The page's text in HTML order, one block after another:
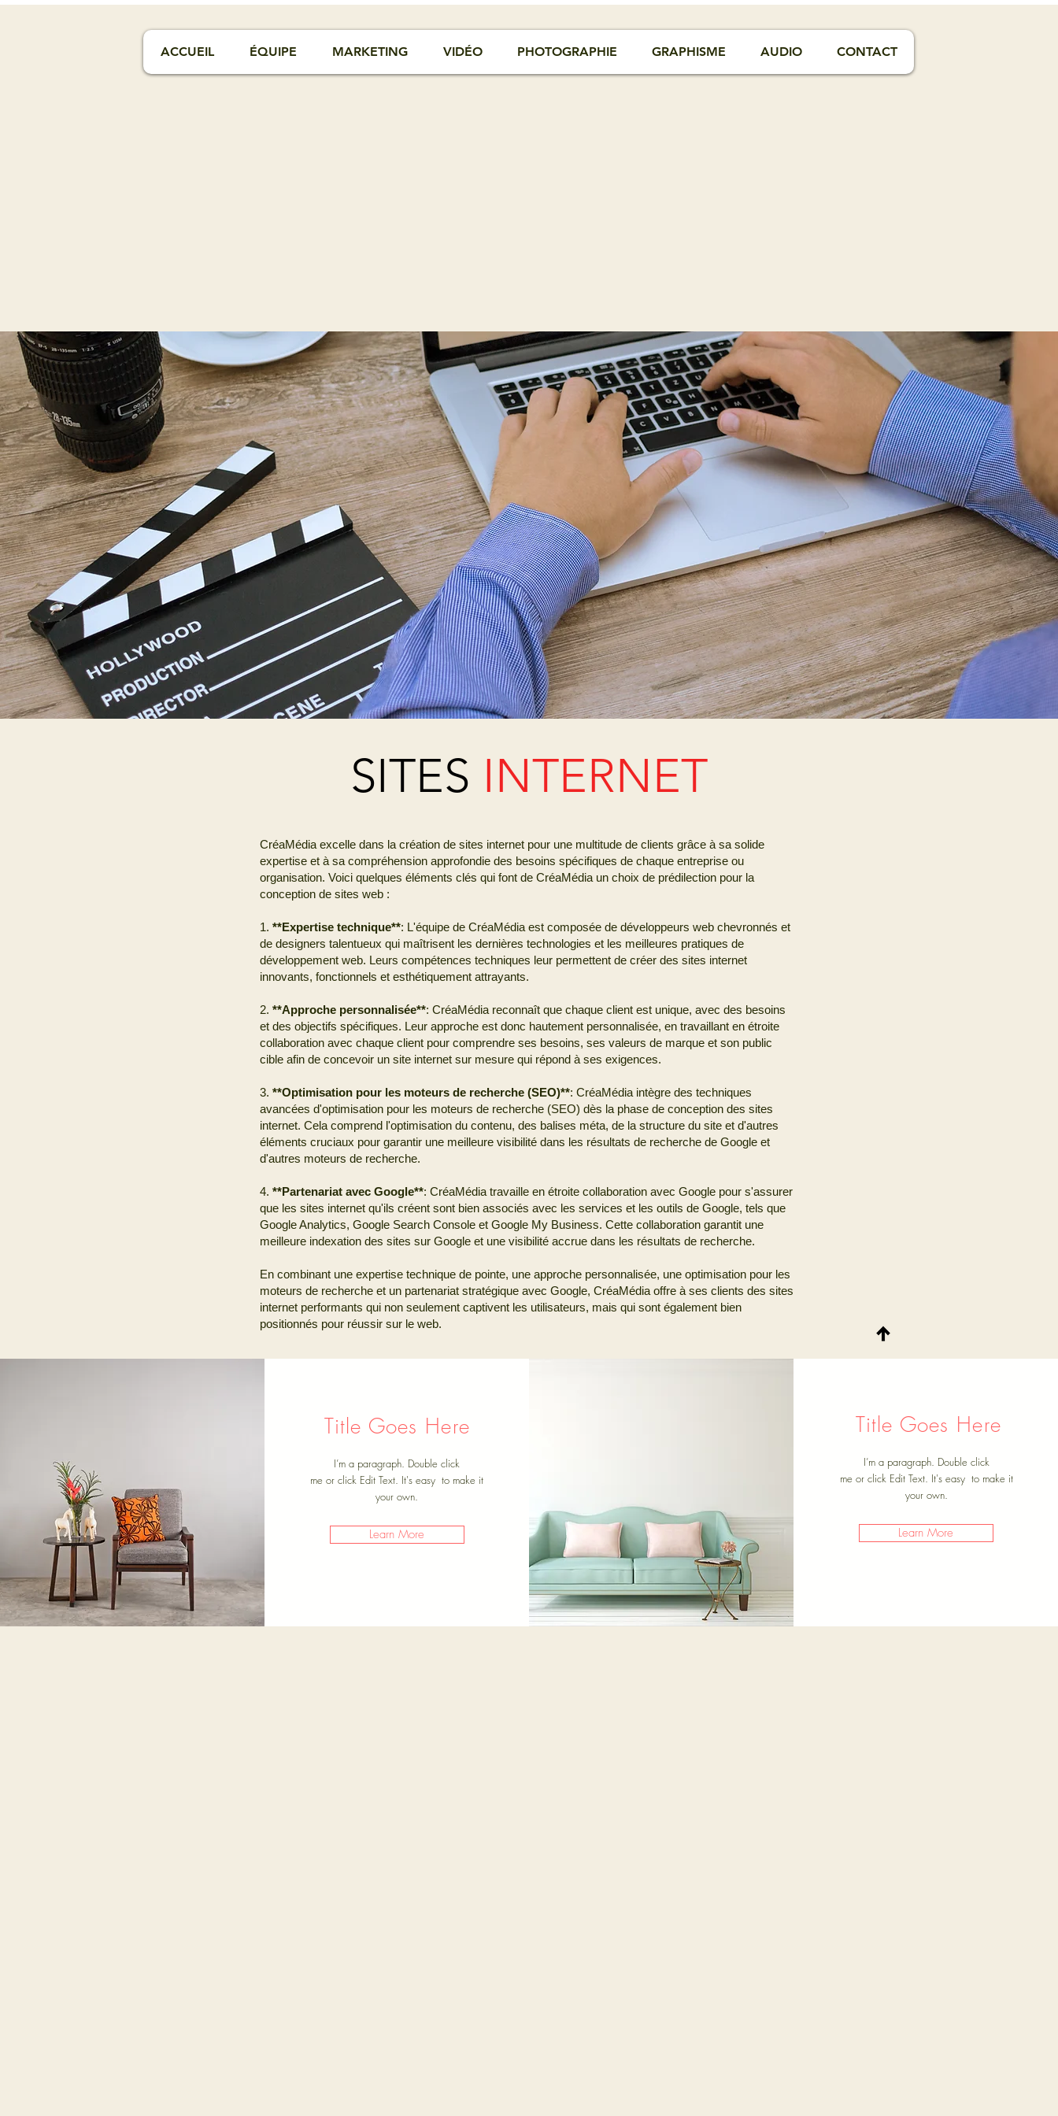
SITES INTERNET
CréaMédia excelle dans la création de sites internet pour une multitude de clients grâce à sa solide
expertise et à sa compréhension approfondie des besoins spécifiques de chaque entreprise ou
organisation. Voici quelques éléments clés qui font de CréaMédia un choix de prédilection pour la
conception de sites web :
1. **Expertise technique**: L'équipe de CréaMédia est composée de développeurs web chevronnés et
de designers talentueux qui maîtrisent les dernières technologies et les meilleures pratiques de
développement web. Leurs compétences techniques leur permettent de créer des sites internet
innovants, fonctionnels et esthétiquement attrayants.
2. **Approche personnalisée**: CréaMédia reconnaît que chaque client est unique, avec des besoins
et des objectifs spécifiques. Leur approche est donc hautement personnalisée, en travaillant en étroite
collaboration avec chaque client pour comprendre ses besoins, ses valeurs de marque et son public
cible afin de concevoir un site internet sur mesure qui répond à ses exigences.
3. **Optimisation pour les moteurs de recherche (SEO)**: CréaMédia intègre des techniques
avancées d'optimisation pour les moteurs de recherche (SEO) dès la phase de conception des sites
internet. Cela comprend l'optimisation du contenu, des balises méta, de la structure du site et d'autres
éléments cruciaux pour garantir une meilleure visibilité dans les résultats de recherche de Google et
d'autres moteurs de recherche.
4. **Partenariat avec Google**: CréaMédia travaille en étroite collaboration avec Google pour s'assurer
que les sites internet qu'ils créent sont bien associés avec les services et les outils de Google, tels que
Google Analytics, Google Search Console et Google My Business. Cette collaboration garantit une
meilleure indexation des sites sur Google et une visibilité accrue dans les résultats de recherche.
En combinant une expertise technique de pointe, une approche personnalisée, une optimisation pour les
moteurs de recherche et un partenariat stratégique avec Google, CréaMédia offre à ses clients des sites
internet performants qui non seulement captivent les utilisateurs, mais qui sont également bien
positionnés pour réussir sur le web.
Title Goes Here
I’m a paragraph. Double click
me or click Edit Text. It's easy to make it
your own.
Learn More
Title Goes Here
I’m a paragraph. Double click
me or click Edit Text. It's easy to make it
your own.
Learn More
ACCUEIL ÉQUIPE MARKETING VIDÉO PHOTOGRAPHIE GRAPHISME AUDIO CONTACT